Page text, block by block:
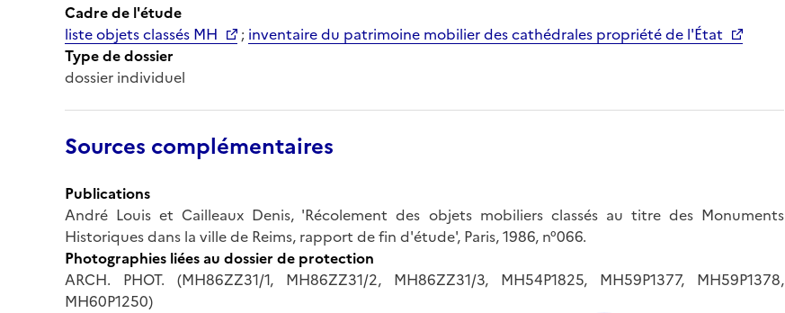
Cadre de l'étude
liste objets classés MH
; inventaire du patrimoine mobilier des cathédrales propriété de l'État
Type de dossier
dossier individuel
Sources complémentaires
Publications
André Louis et Cailleaux Denis, 'Récolement des objets mobiliers classés au titre des Monuments
Historiques dans la ville de Reims, rapport de fin d'étude', Paris, 1986, n°066.
Photographies liées au dossier de protection
ARCH. PHOT. (MH86ZZ31/1, MH86ZZ31/2, MH86ZZ31/3, MH54P1825, MH59P1377, MH59P1378,
MH60P1250)